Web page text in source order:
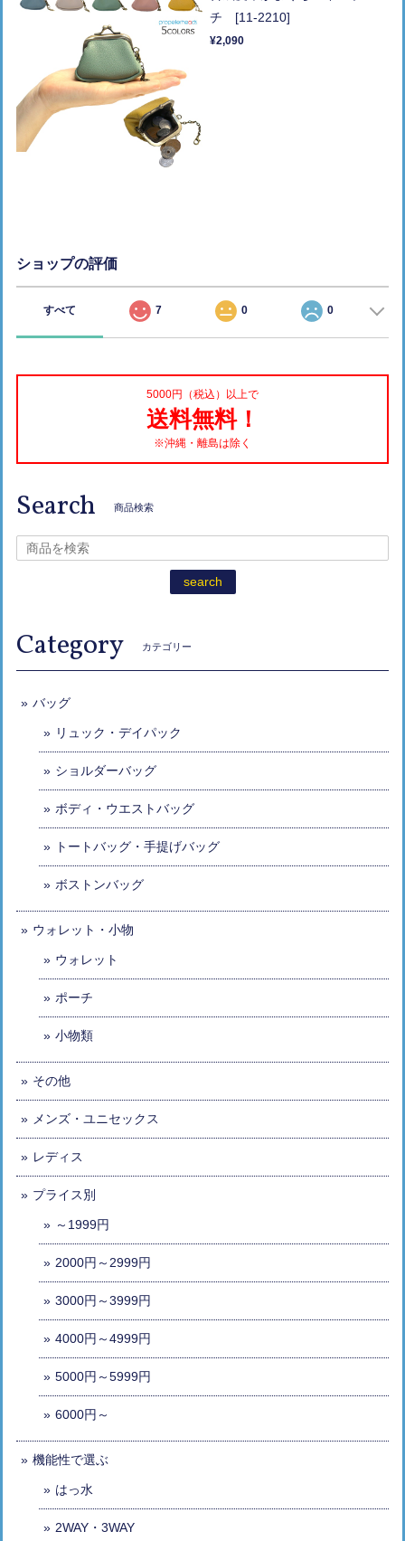
チ [11-2210]
¥2,090
ショップの評価
すべて 7 0 0
5000円（税込）以上で
送料無料！
※沖縄・離島は除く
Search 商品検索
search
Category カテゴリー
バッグ
リュック・デイパック
ショルダーバッグ
ボディ・ウエストバッグ
トートバッグ・手提げバッグ
ボストンバッグ
ウォレット・小物
ウォレット
ポーチ
小物類
その他
メンズ・ユニセックス
レディス
プライス別
～1999円
2000円～2999円
3000円～3999円
4000円～4999円
5000円～5999円
6000円～
機能性で選ぶ
はっ水
2WAY・3WAY